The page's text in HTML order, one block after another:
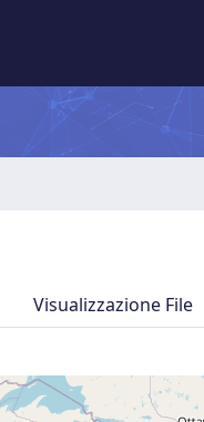
Visualizzazione File